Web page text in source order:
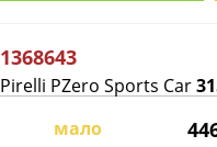
1368643
Pirelli PZero Sports Car
мало